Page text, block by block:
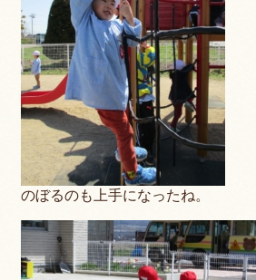
のぼるのも上手になったね。